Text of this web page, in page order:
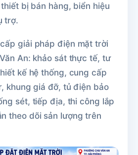
bị bán hàng, biển hiệu
trợ.
giải pháp điện mặt trời
An: khảo sát thực tế, tư
kế hệ thống, cung cấp
khung giá đỡ, tủ điện bảo
sét, tiếp địa, thi công lắp
theo dõi sản lượng trên